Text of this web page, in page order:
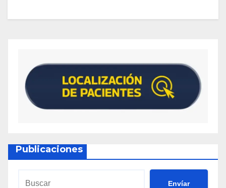
Publicaciones
Envíar